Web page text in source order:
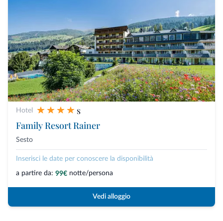
Hotel
s
Family Resort Rainer
Sesto
Inserisci le date per conoscere la disponibilità
a partire da: 99€ notte/persona
Vedi alloggio